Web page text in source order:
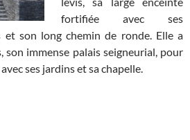
fortifiée avec ses
et son long chemin de ronde. Elle a
son immense palais seigneurial, pour
ses jardins et sa chapelle.